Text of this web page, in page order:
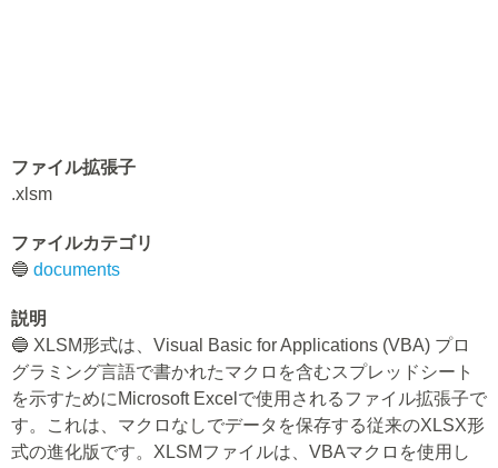
ファイル拡張子
.xlsm
ファイルカテゴリ
🔵 documents
説明
🔵 XLSM形式は、Visual Basic for Applications (VBA) プロ
グラミング言語で書かれたマクロを含むスプレッドシート
を示すためにMicrosoft Excelで使用されるファイル拡張子で
す。これは、マクロなしでデータを保存する従来のXLSX形
式の進化版です。XLSMファイルは、VBAマクロを使用し